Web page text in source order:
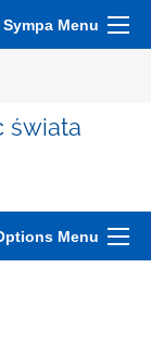
Sympa Menu
świata
Menu